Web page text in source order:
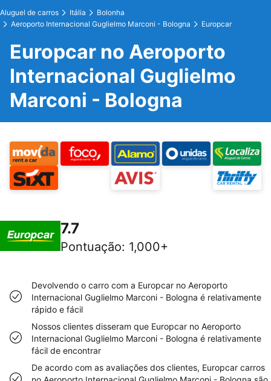
Aluguel de carros Itália
Bolonha
Aeroporto Internacional Guglielmo Marconi - Bologna
Europcar
Europcar no Aeroporto
Internacional Guglielmo
Marconi - Bologna
7.7
Pontuação: 1,000+
Devolvendo o carro com a Europcar no Aeroporto
Internacional Guglielmo Marconi - Bologna é relativamente
rápido e fácil
Nossos clientes disseram que Europcar no Aeroporto
Internacional Guglielmo Marconi - Bologna é relativamente
fácil de encontrar
De acordo com as avaliações dos clientes, Europcar carros